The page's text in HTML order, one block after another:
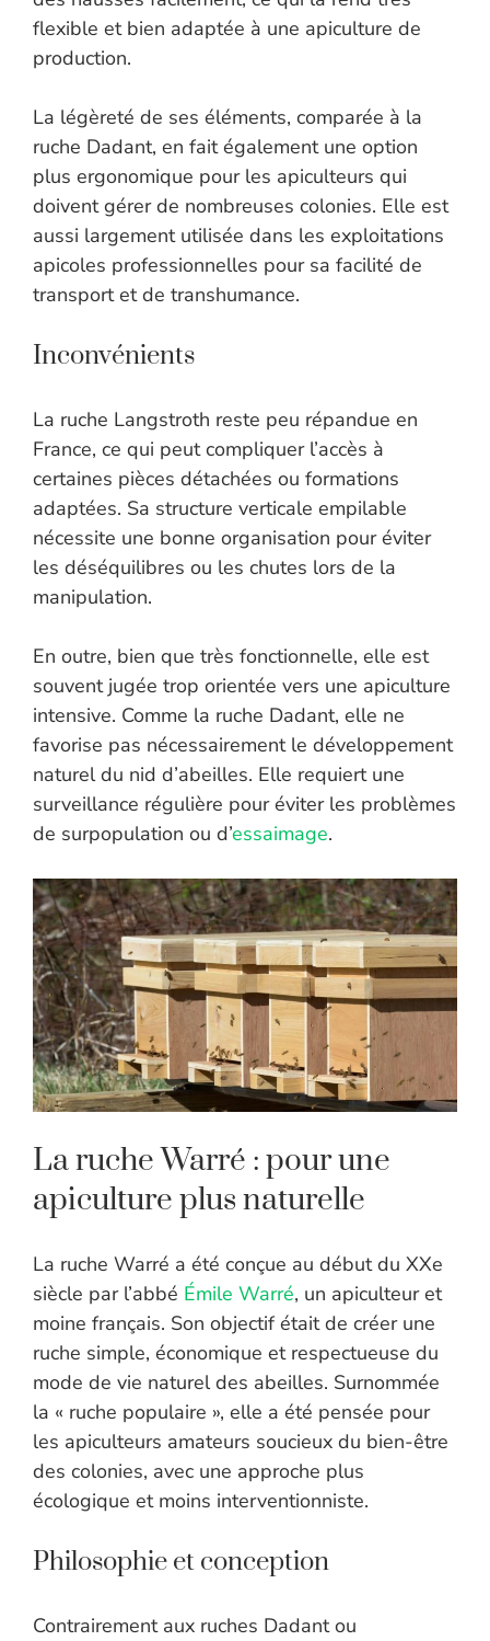
flexible et bien adaptée à une apiculture de
production.
La légèreté de ses éléments, comparée à la
ruche Dadant, en fait également une option
plus ergonomique pour les apiculteurs qui
doivent gérer de nombreuses colonies. Elle est
aussi largement utilisée dans les exploitations
apicoles professionnelles pour sa facilité de
transport et de transhumance.
Inconvénients
La ruche Langstroth reste peu répandue en
France, ce qui peut compliquer l’accès à
certaines pièces détachées ou formations
adaptées. Sa structure verticale empilable
nécessite une bonne organisation pour éviter
les déséquilibres ou les chutes lors de la
manipulation.
En outre, bien que très fonctionnelle, elle est
souvent jugée trop orientée vers une apiculture
intensive. Comme la ruche Dadant, elle ne
favorise pas nécessairement le développement
naturel du nid d’abeilles. Elle requiert une
surveillance régulière pour éviter les problèmes
de surpopulation ou d’essaimage.
La ruche Warré : pour une
apiculture plus naturelle
La ruche Warré a été conçue au début du XXe
siècle par l’abbé Émile Warré, un apiculteur et
moine français. Son objectif était de créer une
ruche simple, économique et respectueuse du
mode de vie naturel des abeilles. Surnommée
la « ruche populaire », elle a été pensée pour
les apiculteurs amateurs soucieux du bien-être
des colonies, avec une approche plus
écologique et moins interventionniste.
Philosophie et conception
Contrairement aux ruches Dadant ou